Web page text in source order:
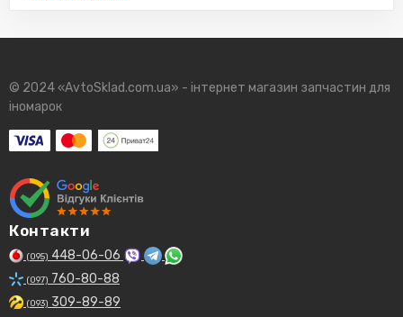
© 2024 «AvtoSklad.com.ua» - інтернет магазин запчастин для
іномарок
Контакти
(095) 448-06-06
(097) 760-80-88
(093) 309-89-89